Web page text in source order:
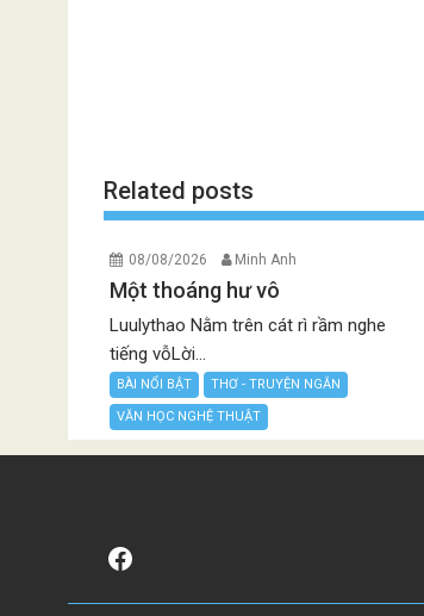
Related posts
08/08/2026 Minh Anh
Một thoáng hư vô
Luulythao Nằm trên cát rì rầm nghe
tiếng vỗLời...
BÀI NỔI BẬT THƠ - TRUYỆN NGẮN
VĂN HỌC NGHỆ THUẬT
Facebook